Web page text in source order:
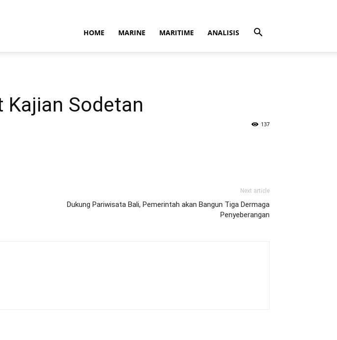
HOME MARINE MARITIME ANALISIS
Sodetan
137
Next article
Dukung Pariwisata Bali, Pemerintah akan Bangun Tiga Dermaga
Penyeberangan